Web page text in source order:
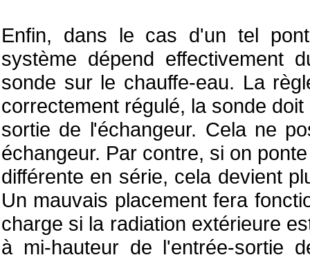
Enfin, dans le cas d'un tel
système dépend effectivement
sonde sur le chauffe-eau. La
correctement régulé, la sonde
sortie de l'échangeur. Cela ne
échangeur. Par contre, si on
différente en série, cela devient
Un mauvais placement fera
charge si la radiation extérieure
à mi-hauteur de l'entrée-sortie